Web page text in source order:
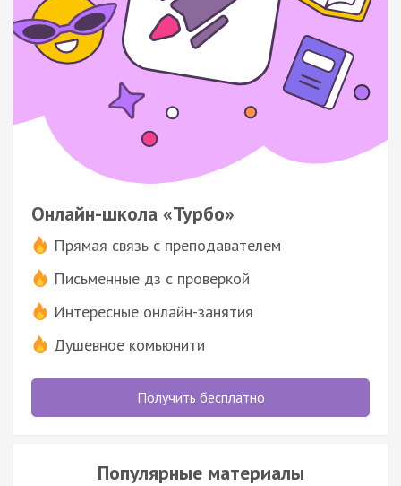
Онлайн-школа «Турбо»
Прямая связь с преподавателем
Письменные дз с проверкой
Интересные онлайн-занятия
Душевное комьюнити
Получить бесплатно
Популярные материалы